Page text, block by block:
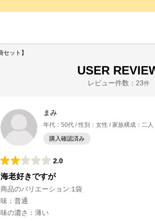
ット】
USER
レビュー件数： 23件
まみ
年代 ： 50代 性別 ： 女性 家族構成 ： 二人
購入確認済み
2.0
海老好きですが
商品のバリエーション:1袋
味 ： 普通
味の濃さ ： 薄い